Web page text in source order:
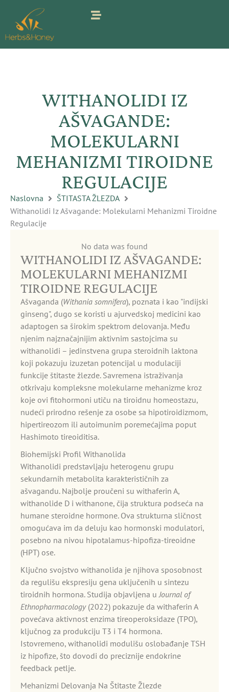
sadržaj
WITHANOLIDI IZ
AŠVAGANDE:
MOLEKULARNI
MEHANIZMI TIROIDNE
REGULACIJE
Naslovna
ŠTITASTA ŽLEZDA
Withanolidi Iz Ašvagande: Molekularni Mehanizmi Tiroidne
Regulacije
No data was found
WITHANOLIDI IZ AŠVAGANDE:
MOLEKULARNI MEHANIZMI
TIROIDNE REGULACIJE
Ašvaganda (Withania somnifera), poznata i kao "indijski
ginseng", dugo se koristi u ajurvedskoj medicini kao
adaptogen sa širokim spektrom delovanja. Među
njenim najznačajnijim aktivnim sastojcima su
withanolidi – jedinstvena grupa steroidnih laktona
koji pokazuju izuzetan potencijal u modulaciji
funkcije štitaste žlezde. Savremena istraživanja
otkrivaju kompleksne molekularne mehanizme kroz
koje ovi fitohormoni utiču na tiroidnu homeostazu,
nudeći prirodno rešenje za osobe sa hipotiroidizmom,
hipertireozom ili autoimunim poremećajima poput
Hashimoto tireoiditisa.
Biohemijski Profil Withanolida
Withanolidi predstavljaju heterogenu grupu
sekundarnih metabolita karakterističnih za
ašvagandu. Najbolje proučeni su withaferin A,
withanolide D i withanone, čija struktura podseća na
humane steroidne hormone. Ova strukturna sličnost
omogućava im da deluju kao hormonski modulatori,
posebno na nivou hipotalamus-hipofiza-tireoidne
(HPT) ose.
Ključno svojstvo withanolida je njihova sposobnost
da regulišu ekspresiju gena uključenih u sintezu
tiroidnih hormona. Studija objavljena uJournal of
Ethnopharmacology(2022) pokazuje da withaferin A
povećava aktivnost enzima tireoperoksidaze (TPO),
ključnog za produkciju T3 i T4 hormona.
Istovremeno, withanolidi modulišu oslobađanje TSH
iz hipofize, što dovodi do preciznije endokrine
feedback petlje.
Mehanizmi Delovanja Na Štitaste Žlezde